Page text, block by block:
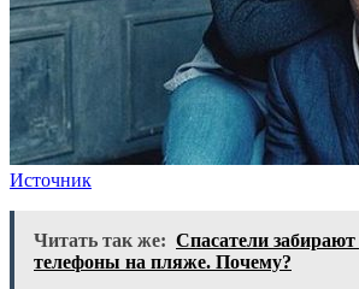
Источник
Читать так же: Спасатели
телефоны на пляже. Почему?